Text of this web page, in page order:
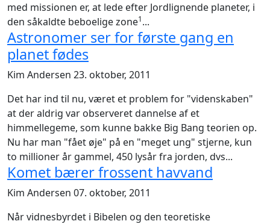
med missionen er, at lede efter Jordlignende planeter, i
den såkaldte beboelige zone1...
Astronomer ser for første gang en
planet fødes
Kim Andersen 23. oktober, 2011
Det har ind til nu, været et problem for "videnskaben"
at der aldrig var observeret dannelse af et
himmellegeme, som kunne bakke Big Bang teorien op.
Nu har man "fået øje" på en "meget ung" stjerne, kun
to millioner år gammel, 450 lysår fra jorden, dvs...
Komet bærer frossent havvand
Kim Andersen 07. oktober, 2011
Når vidnesbyrdet i Bibelen og den teoretiske